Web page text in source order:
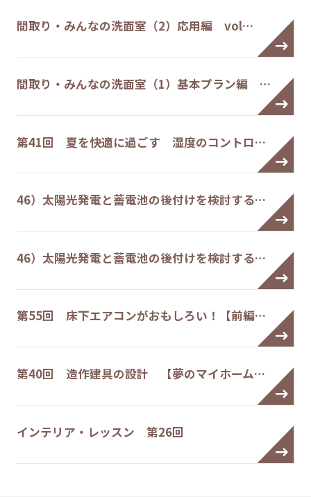
間取り・みんなの洗面室（2）応用編 vol…
間取り・みんなの洗面室（1）基本プラン編 …
第41回 夏を快適に過ごす 湿度のコントロ…
46）太陽光発電と蓄電池の後付けを検討する…
46）太陽光発電と蓄電池の後付けを検討する…
第55回 床下エアコンがおもしろい！【前編…
第40回 造作建具の設計 【夢のマイホーム…
インテリア・レッスン 第26回